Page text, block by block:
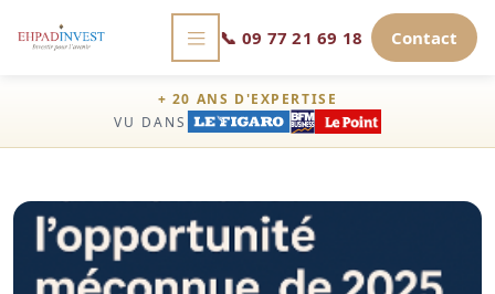
📞 09 77 21 69 18 Contact
+ 20 ANS D'EXPERTISE
VU DANS